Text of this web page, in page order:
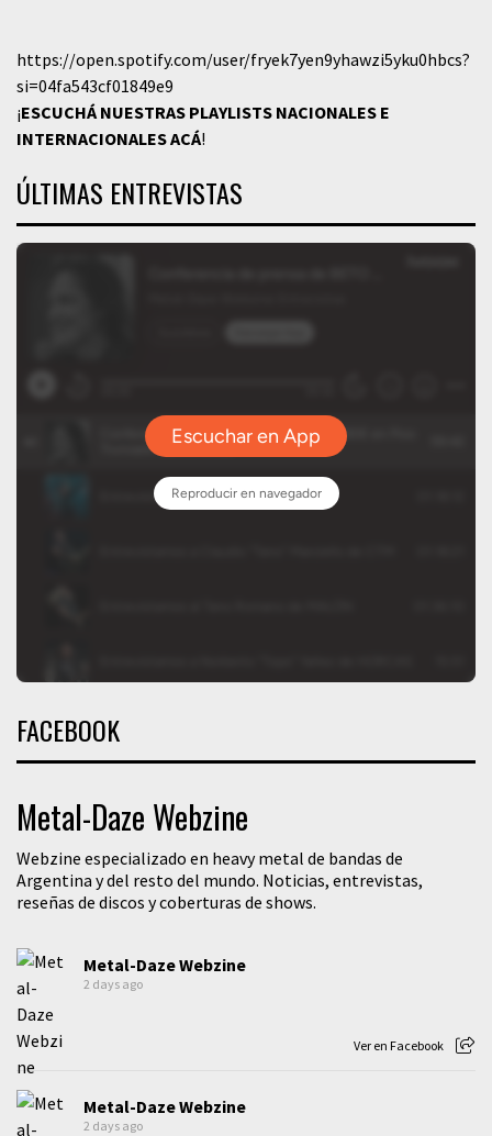
https://open.spotify.com/user/fryek7yen9yhawzi5yku0hbcs?
si=04fa543cf01849e9
¡ESCUCHÁ NUESTRAS PLAYLISTS NACIONALES E
INTERNACIONALESACÁ!
ÚLTIMAS ENTREVISTAS
FACEBOOK
Metal-Daze Webzine
Webzine especializado en heavy metal de bandas de
Argentina y del resto del mundo. Noticias, entrevistas,
reseñas de discos y coberturas de shows.
Metal-Daze Webzine
2 days ago
Ver en Facebook
Metal-Daze Webzine
2 days ago